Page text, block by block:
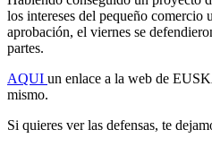
los intereses del pequeño comercio
aprobación, el viernes se
partes.
AQUI un enlace a la web de
mismo.
Si quieres ver las defensas, te